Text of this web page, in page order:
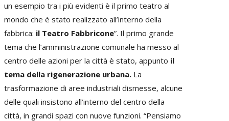
un esempio tra i più evidenti è il primo teatro al
mondo che è stato realizzato all’interno della
fabbrica: il Teatro Fabbricone”. Il primo grande
tema che l’amministrazione comunale ha messo al
centro delle azioni per la città è stato, appunto il
tema della rigenerazione urbana. La
trasformazione di aree industriali dismesse, alcune
delle quali insistono all’interno del centro della
città, in grandi spazi con nuove funzioni. “Pensiamo